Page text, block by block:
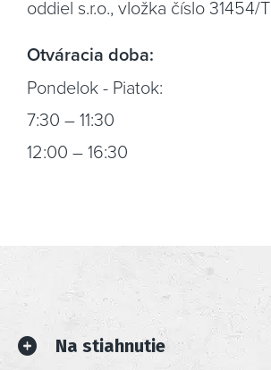
oddiel s.r.o., vložka číslo 31454/T
Otváracia doba:
Pondelok - Piatok:
7:30 – 11:30
12:00 – 16:30
Na stiahnutie